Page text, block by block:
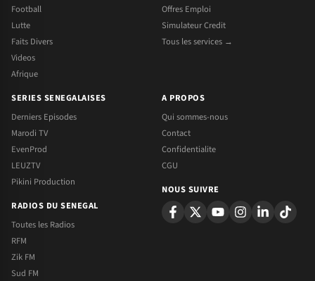
Football
Lutte
Faits Divers
Videos
Afrique
Offres Emploi
Simulateur Credit
Tous les services →
SERIES SENEGALAISES
Derniers Episodes
Marodi TV
EvenProd
LEUZTV
Pikini Production
RADIOS DU SENEGAL
Toutes les Radios
RFM
Zik FM
Sud FM
A PROPOS
Qui sommes-nous
Contact
Confidentialite
CGU
NOUS SUIVRE